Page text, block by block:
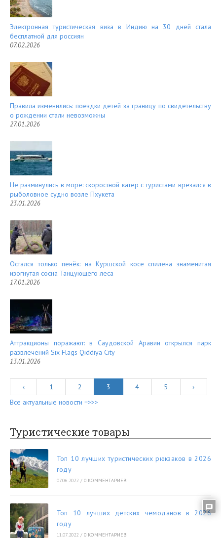
Электронная туристическая виза в Индию на 30 дней стала
бесплатной для россиян
07.02.2026
Правила изменились: поездки детей за границу по свидетельству
о рождении стали невозможны
27.01.2026
Не разминулись в море: скоростной катер с туристами врезался в
рыболовное судно возле Пхукета
23.01.2026
Остался только пенёк: на Куршской косе спилена знаменитая
изогнутая сосна Танцующего леса
17.01.2026
Аттракционы поражают: в Саудовской Аравии открылся парк
развлечений Six Flags Qiddiya City
13.01.2026
‹ 1 2 3 4 5
›
Все актуальные новости =>>>
Туристические товары
Топ 10 лучших туристических рюкзаков в 2026
году
07.06.2022 / 0 КОММЕНТАРИЕВ
Топ 10 лучших детских чемоданов в 2026
году
11.07.2022 / 0 КОММЕНТАРИЕВ